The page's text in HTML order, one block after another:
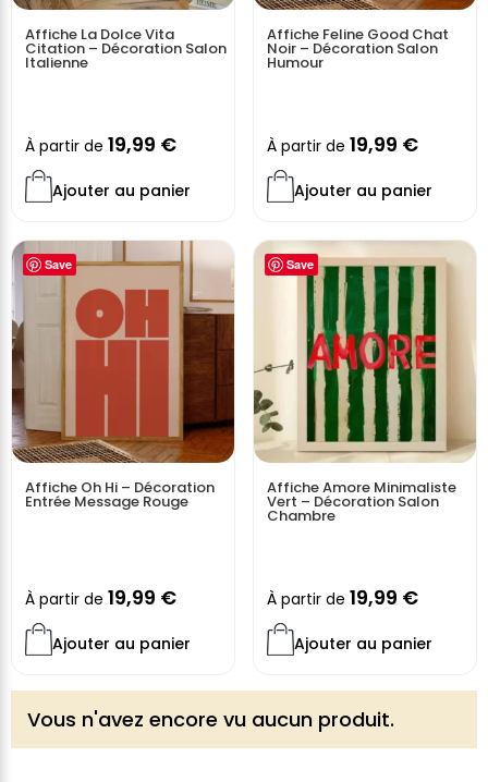
Affiche La Dolce Vita
Citation – Décoration Salon
Italienne
À partir de 19,99 €
Ajouter au panier
Affiche Feline Good Chat
Noir – Décoration Salon
Humour
À partir de 19,99 €
Ajouter au panier
Save
Affiche Oh Hi – Décoration
Entrée Message Rouge
À partir de 19,99 €
Ajouter au panier
Save
Affiche Amore Minimaliste
Vert – Décoration Salon
Chambre
À partir de 19,99 €
Ajouter au panier
Vous n'avez encore vu aucun produit.